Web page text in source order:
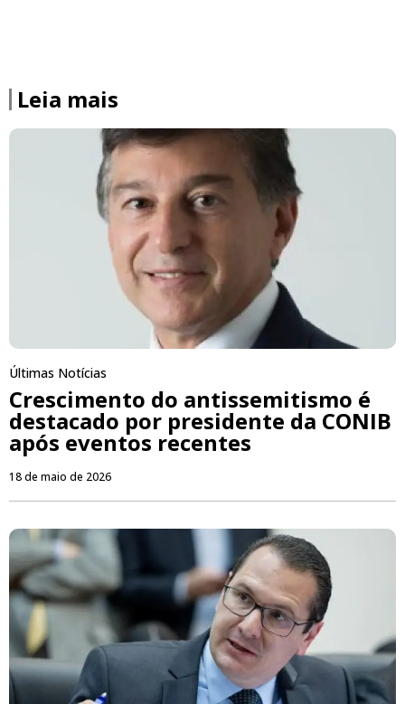
Leia mais
Últimas Notícias
Crescimento do antissemitismo é
destacado por presidente da CONIB
após eventos recentes
18 de maio de 2026